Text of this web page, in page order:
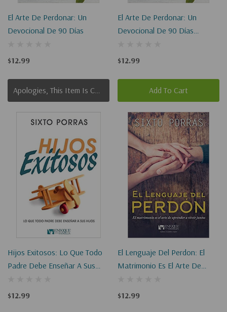
El Arte De Perdonar: Un
Devocional De 90 Días
$12.99
El Arte De Perdonar: Un
Devocional De 90 Días
$12.99
Add To Cart
Hijos Exitosos: Lo Que Todo
Padre Debe Enseñar A Sus
$12.99
El Lenguaje Del Perdon: El
Matrimonio Es El Arte De
(Digital EBook)
$12.99